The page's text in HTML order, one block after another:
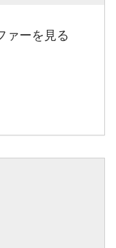
ァーを見る